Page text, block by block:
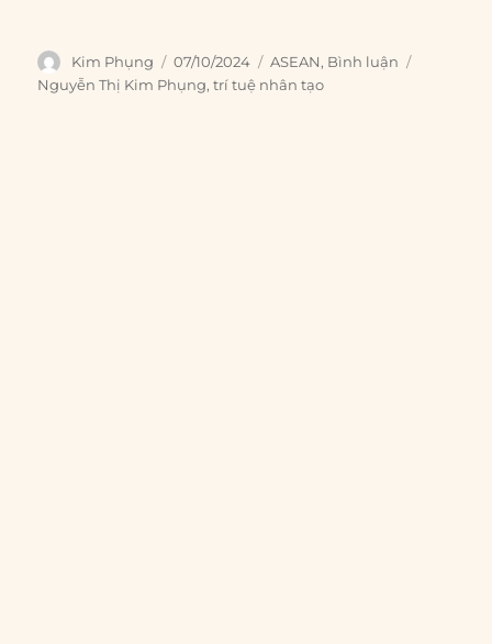
Author
Kim Phụng
Posted
on
07/10/2024 Categories
ASEAN, Bình luận
Nguyễn Thị Kim Phụng,trí tuệ nhân tạo